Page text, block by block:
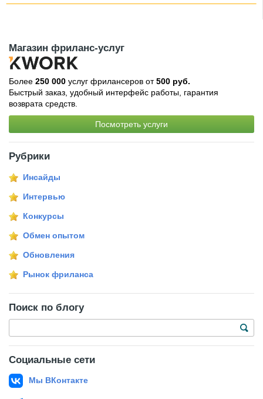
Магазин фриланс-услуг
Более 250 000 услуг фрилансеров от500 руб.
Быстрый заказ, удобный интерфейс работы, гарантия
возврата средств.
Посмотреть услуги
Рубрики
Инсайды
Интервью
Конкурсы
Обмен опытом
Обновления
Рынок фриланса
Поиск по блогу
Социальные сети
Мы ВКонтакте